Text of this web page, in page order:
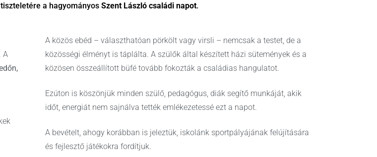
a hagyományos Szent László családi napot.
A
A közös ebéd – választhatóan pörkölt vagy virsli – nemcsak a testet, de a
közösségi élményt is táplálta. A szülők által készített házi sütemények és a
közösen összeállított büfé tovább fokozták a családias hangulatot.
Ezúton is köszönjük minden szülő, pedagógus, diák segítő munkáját, akik
időt, energiát nem sajnálva tették emlékezetessé ezt a napot.
A bevételt, ahogy korábban is jeleztük, iskolánk sportpályájának felújítására
és fejlesztő játékokra fordítjuk.